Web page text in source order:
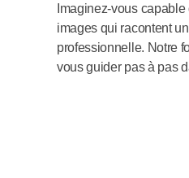
Imaginez-vous
images qui racontent
professionnelle. Notre
vous guider pas à pas